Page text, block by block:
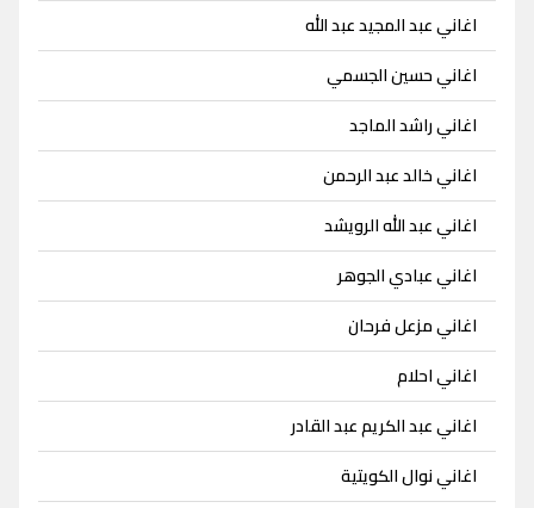
اغاني عبد المجيد عبد الله
اغاني حسين الجسمي
اغاني راشد الماجد
اغاني خالد عبد الرحمن
اغاني عبد الله الرويشد
اغاني عبادي الجوهر
اغاني مزعل فرحان
اغاني احلام
اغاني عبد الكريم عبد القادر
اغاني نوال الكويتية